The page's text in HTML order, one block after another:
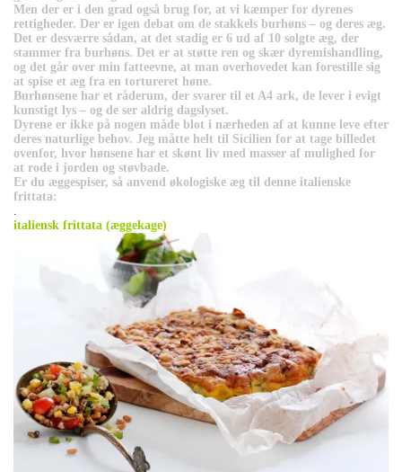
Men der er i den grad også brug for, at vi kæmper for dyrenes
rettigheder. Der er igen debat om de stakkels burhøns – og deres æg.
Det er desværre sådan, at det stadig er 6 ud af 10 solgte æg, der
stammer fra burhøns. Det er at støtte ren og skær dyremishandling,
og det går over min fatteevne, at man overhovedet kan forestille sig
at spise et æg fra en tortureret høne.
Burhønsene har et råderum, der svarer til et A4 ark, de lever i evigt
kunstigt lys – og de ser aldrig dagslyset.
Dyrene er ikke på nogen måde blot i nærheden af at kunne leve efter
deres naturlige behov. Jeg måtte helt til Sicilien for at tage billedet
ovenfor, hvor hønsene har et skønt liv med masser af mulighed for
at rode i jorden og støvbade.
Er du æggespiser, så anvend økologiske æg til denne italienske
frittata:
.
italiensk frittata (æggekage)